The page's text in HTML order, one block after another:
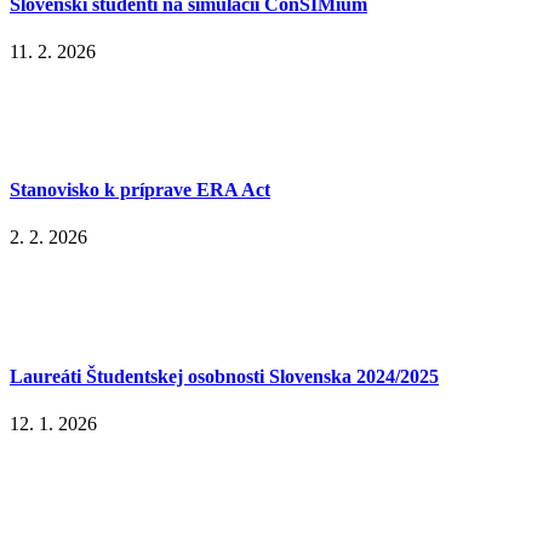
11. 2. 2026
Stanovisko k príprave ERA Act
2. 2. 2026
Laureáti Študentskej osobnosti Slovenska 2024/2025
12. 1. 2026